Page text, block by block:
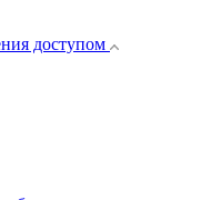
доступом